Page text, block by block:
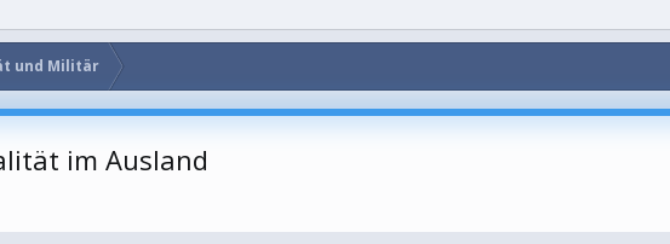
und Militär
im Ausland